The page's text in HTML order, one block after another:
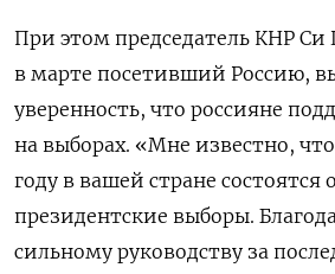
При этом председатель КНР
в марте посетивший Россию,
уверенность, что россияне
на выборах. «Мне известно,
году в вашей стране состоятся
президентские выборы.
сильному руководству за